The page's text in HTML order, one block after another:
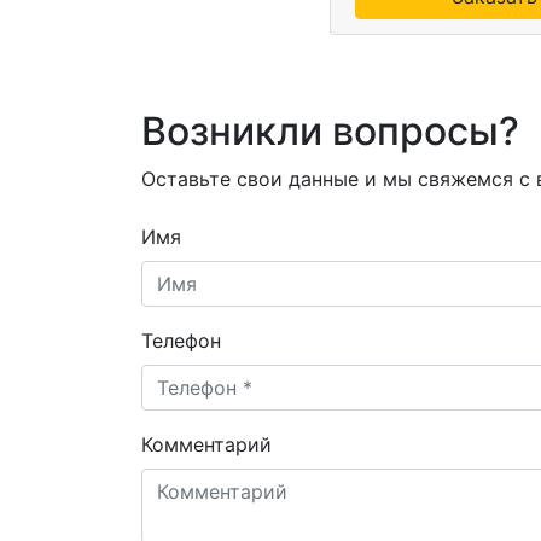
Возникли вопросы?
Оставьте свои данные и мы свяжемся с
Имя
Телефон
Комментарий